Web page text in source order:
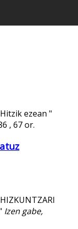
ezean "
, 67 or.
Izen gabe,